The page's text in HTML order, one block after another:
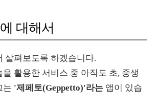
대해서
살펴보도록 하겠습니다.
활용한 서비스 중 아직도 초, 중생
는 '제페토(Geppetto)'라는 앱이 있습